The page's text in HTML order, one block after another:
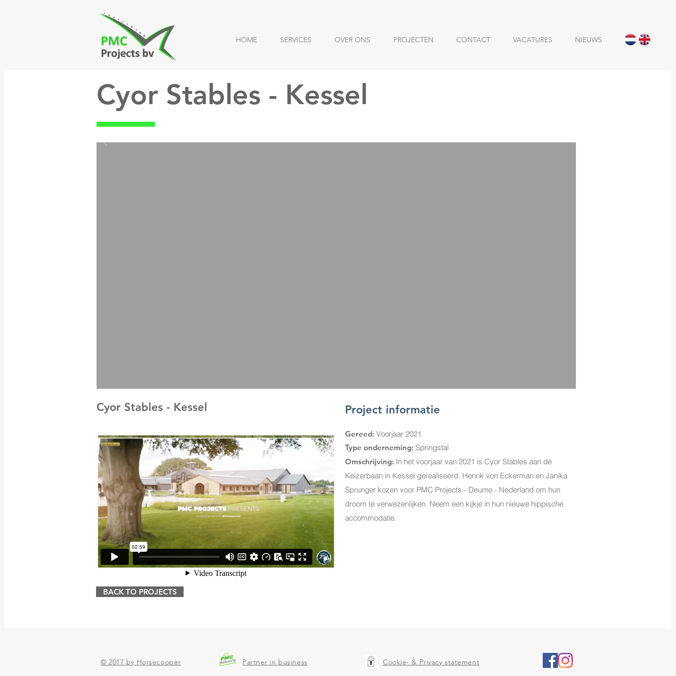
HOME SERVICES OVER ONS PROJECTEN CONTACT VACATURES NIEUWS
Cyor Stables - Kessel
Cyor Stables - Kessel
BACK TO PROJECTS
Project informatie
Gereed: Voorjaar 2021
Type onderneming: Springstal
Omschrijving: In het voorjaar van 2021 is Cyor Stables aan de
Keizerbaan in Kessel gerealiseerd. Henrik von Eckerman en Janika
Sprunger kozen voor PMC Projects - Deurne - Nederland om hun
droom te verwezenlijken. Neem een kijkje in hun nieuwe hippische
accommodatie.
© 2017 by Horsecooper Partner in business Cookie- & Privacy statement